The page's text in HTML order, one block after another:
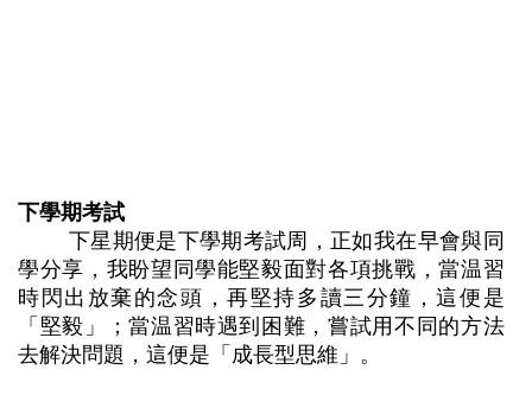
下學期考試
下星期便是下學期考試周，正如我在早會與同
學分享，我盼望同學能堅毅面對各項挑戰，當温習
時閃出放棄的念頭，再堅持多讀三分鐘，這便是
「堅毅」；當温習時遇到困難，嘗試用不同的方法
去解決問題，這便是「成長型思維」。